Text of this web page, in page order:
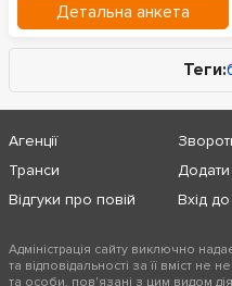
Детальна анкета
Теги:
Агенції
Транси
Відгуки про повій
Додати
Вхід
Адміністрація сайту виключно
та відповідальності за її вміст не
та особи, пов'язані з цим видом